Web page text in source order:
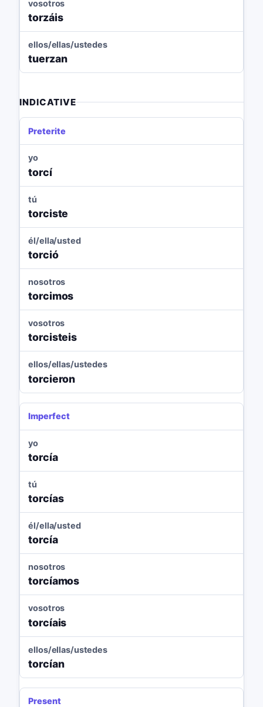
vosotros
torzáis
ellos/ellas/ustedes
tuerzan
INDICATIVE
Preterite
yo
torcí
tú
torciste
él/ella/usted
torció
nosotros
torcimos
vosotros
torcisteis
ellos/ellas/ustedes
torcieron
Imperfect
yo
torcía
tú
torcías
él/ella/usted
torcía
nosotros
torcíamos
vosotros
torcíais
ellos/ellas/ustedes
torcían
Present